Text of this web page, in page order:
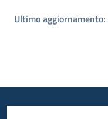
Ultimo aggiornamento: